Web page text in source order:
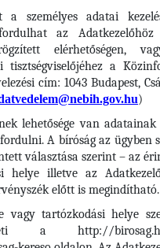
személyes adatai
az
elérhetőségen,
tisztségviselőjéhez a
cím: 1043 Budapest,
)
lehetősége van adatainak
A bíróság az
választása szerint – az
helye illetve az
előtt is megindítható.
vagy tartózkodási helye
a http://birosag.hu/